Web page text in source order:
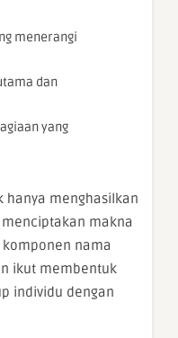
menerangi
dan
yang
hanya menghasilkan
makna
nama
ikut membentuk
individu dengan